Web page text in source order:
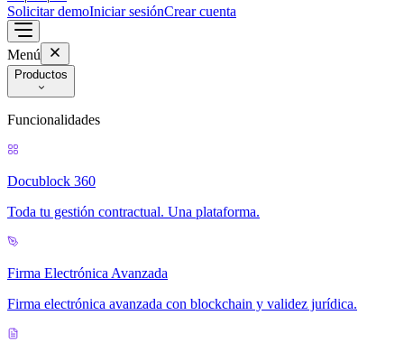
Solicitar demoIniciar sesiónCrear cuenta
Menú
Productos
Funcionalidades
Docublock 360
Toda tu gestión contractual. Una plataforma.
Firma Electrónica Avanzada
Firma electrónica avanzada con blockchain y validez jurídica.